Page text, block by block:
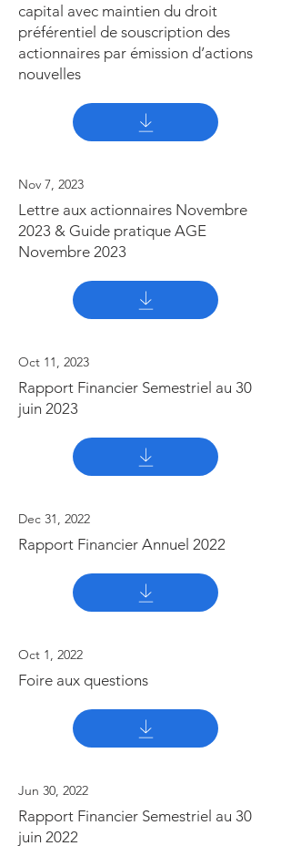
capital avec maintien du droit
préférentiel de souscription des
actionnaires par émission d’actions
nouvelles
Nov 7, 2023
Lettre aux actionnaires Novembre
2023 & Guide pratique AGE
Novembre 2023
Oct 11, 2023
Rapport Financier Semestriel au 30
juin 2023
Dec 31, 2022
Rapport Financier Annuel 2022
Oct 1, 2022
Foire aux questions
Jun 30, 2022
Rapport Financier Semestriel au 30
juin 2022